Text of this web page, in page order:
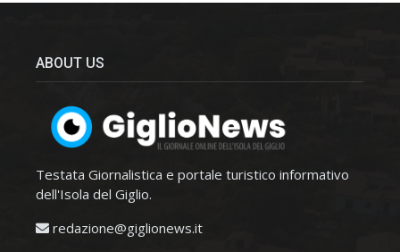
ABOUT US
Testata Giornalistica e portale turistico informativo
dell'Isola del Giglio.
redazione@giglionews.it